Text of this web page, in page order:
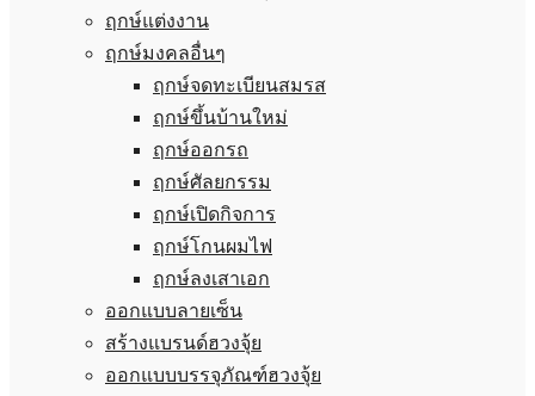
ฤกษ์แต่งงาน
ฤกษ์มงคลอื่นๆ
ฤกษ์จดทะเบียนสมรส
ฤกษ์ขึ้นบ้านใหม่
ฤกษ์ออกรถ
ฤกษ์ศัลยกรรม
ฤกษ์เปิดกิจการ
ฤกษ์โกนผมไฟ
ฤกษ์ลงเสาเอก
ออกแบบลายเซ็น
สร้างแบรนด์ฮวงจุ้ย
ออกแบบบรรจุภัณฑ์ฮวงจุ้ย